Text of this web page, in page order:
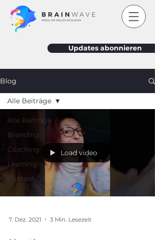
Updates abonnieren
Blog
Alle Beiträge
Branding
Coaching
Learning
Content
Alle Beiträge
Load video
7. Dez. 2021 3 Min. Lesezeit